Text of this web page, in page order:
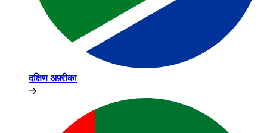
दक्षिण अफ़्रीका​​